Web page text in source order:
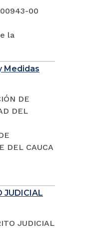
00
la
Medidas
DE
DEL
DEL CAUCA
JUDICIAL
JUDICIAL